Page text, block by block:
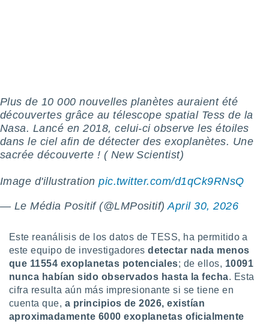
un
datos
perfiles
utilizar
Plus de 10 000 nouvelles planètes auraient été
découvertes grâce au télescope spatial Tess de la
Nasa. Lancé en 2018, celui-ci observe les étoiles
dans le ciel afin de détecter des exoplanètes. Une
sacrée découverte ! ( New Scientist)
Image d'illustrationpic.twitter.com/d1qCk9RNsQ
— Le Média Positif (@LMPositif)April 30, 2026
Este reanálisis de los datos de TESS, ha permitido a
este equipo de investigadoresdetectar nada menos
que 11554 exoplanetas potenciales; de ellos, 10091
nunca habían sido observados hasta la fecha. Esta
cifra resulta aún más impresionante si se tiene en
cuenta que, a principios de 2026, existían
aproximadamente 6000 exoplanetas oficialmente